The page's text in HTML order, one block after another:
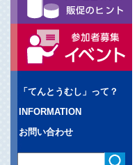
「てんとうむし」って？
INFORMATION
お問い合わせ